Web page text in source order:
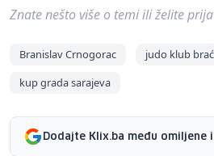
Znate nešto više o temi ili želite
Branislav Crnogorac
judo klub
kup grada sarajeva
Dodajte Klix.ba među omiljene